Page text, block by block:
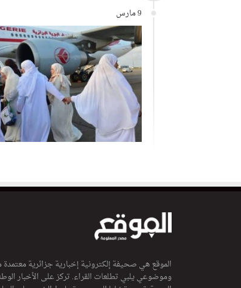
9 مارس
الموقع هي صحيفة إلكترونية إخبارية جزائرية
وموضوعي يلبي تطلعات القراء. تركز على الأخبار